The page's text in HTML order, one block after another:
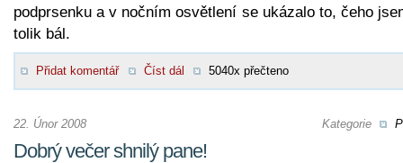
podprsenku a v nočním osvětlení se ukázalo to, čeho
tolik bál.
Přidat komentář Číst dál 5040x přečteno
Kategorie
22. Únor 2008
Dobrý večer shnilý pane!